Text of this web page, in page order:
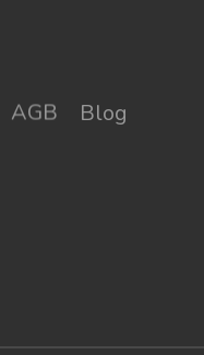
AGB
Blog